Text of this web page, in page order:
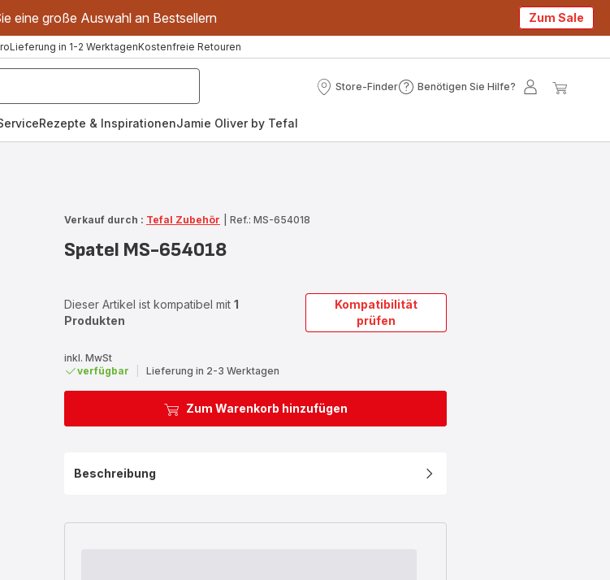
eine große Auswahl an Bestsellern Zum Sale
Lieferung in 1-2 WerktagenKostenfreie Retouren
Store-Finder
Store-
Benötigen Sie Hilfe?
Benötigen
Mein
Rezepte & InspirationenJamie Oliver by Tefal
Verkauf durch : Tefal Zubehör Ref.: MS-654018
Spatel MS-654018
Dieser Artikel ist kompatibel mit 1
Produkten
Kompatibilität
prüfen
inkl. MwSt
verfügbar
Lieferung in 2-3 Werktagen
Zum Warenkorb hinzufügen
Beschreibung